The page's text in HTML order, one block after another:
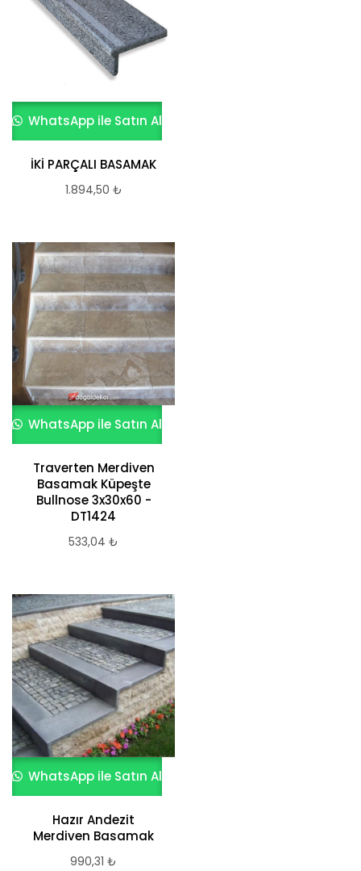
WhatsApp ile Satın Al
İKİ PARÇALI BASAMAK
1.894,50 ₺
WhatsApp ile Satın Al
Traverten Merdiven
Basamak Küpeşte
Bullnose 3x30x60 -
DT1424
533,04 ₺
WhatsApp ile Satın Al
Hazır Andezit
Merdiven Basamak
990,31 ₺